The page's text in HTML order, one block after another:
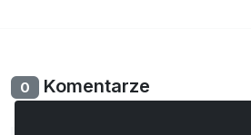
0 Komentarze